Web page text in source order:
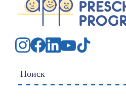
Искать: